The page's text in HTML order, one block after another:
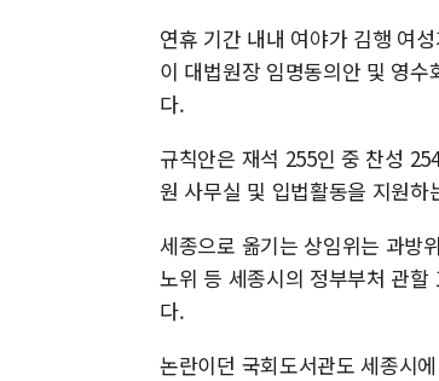
연휴 기간 내내 여야가 김행 여
이 대법원장 임명동의안 및 영
다.
규칙안은 재석 255인 중 찬성
원 사무실 및 입법활동을 지원
세종으로 옮기는 상임위는 과방위
노위 등 세종시의 정부부처 관할
다.
논란이던 국회도서관도 세종시